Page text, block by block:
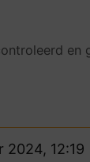
en
2024, 12:19